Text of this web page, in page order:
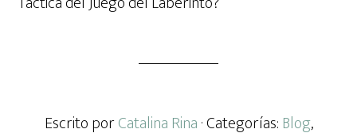
Escrito porCatalina Rina· Categorías: Blog,